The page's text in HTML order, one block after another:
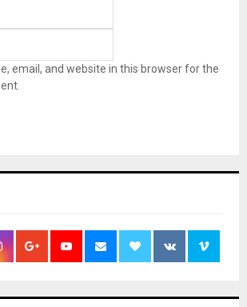
email, and website in this browser for the